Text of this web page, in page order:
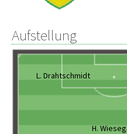
Aufstellung
L. Drahtschmidt
H.